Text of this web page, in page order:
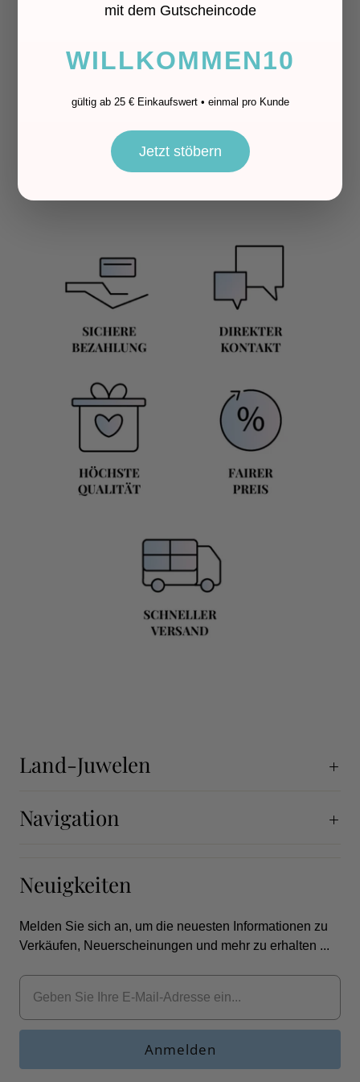
Wunschgröße!info@land-juwelen.de
Mit Liebe direkt vor deine
Haustür
Land-Juwelen
Navigation
Neuigkeiten
Melden Sie sich an, um die neuesten Informationen zu
Verkäufen, Neuerscheinungen und mehr zu erhalten ...
mit dem Gutscheincode
WILLKOMMEN10
gültig ab 25 € Einkaufswert • einmal pro Kunde
Jetzt stöbern